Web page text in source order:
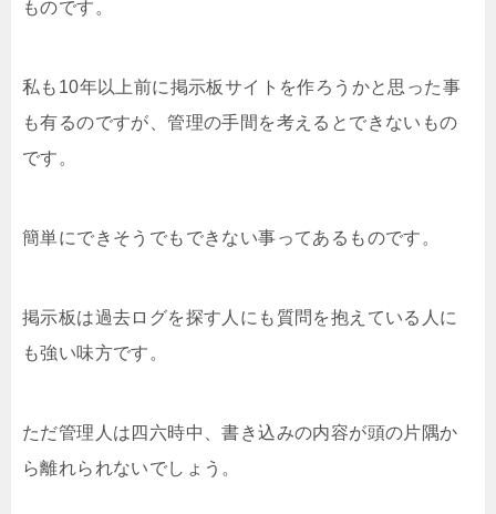
ものです。
私も10年以上前に掲示板サイトを作ろうかと思った事
も有るのですが、管理の手間を考えるとできないもの
です。
簡単にできそうでもできない事ってあるものです。
掲示板は過去ログを探す人にも質問を抱えている人に
も強い味方です。
ただ管理人は四六時中、書き込みの内容が頭の片隅か
ら離れられないでしょう。